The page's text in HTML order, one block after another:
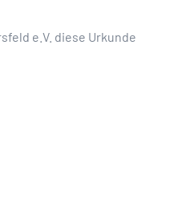
e.V. diese Urkunde